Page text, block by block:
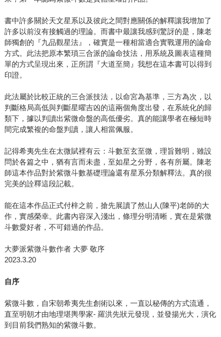
書中許多關於天文星系以及彼此之間對應關係的解釋讓我增加了
許多以前沒有接觸過的理論。而書中最讓我感到驚訝的是，陳老
師獨創的『九品觀星法』，確實是一種相當適合實戰運用的論命
方式。此法把原本繁瑣三合派的論命技法，用系統及圖表這種簡
單的方式呈現出來，正所謂『大道至簡』我想在這本書可以得到
印證。
此法屬於比較正統的三合派技法，以命宮為基準，三方為次，以
判斷格局高低與判斷星曜吉凶的這兩個角度出發，在系統化的歸
類下，據以判讀出紫微命盤的高低優劣。真的能讓學者在極短時
間完成繁複的命盤判讀，讓人相當佩服。
記得希夷先生在太微賦裡有云：斗數至玄至微，理旨難明，雖設
問於各篇之中，猶有言而未盡，至如星之分野，各有所屬。陳老
師這本作品對於紫微斗數基礎理論還有星系分類解釋法。真的很
完美的詮釋這段記載。
能在這本作品正式付梓之前，搶先展讀了然山人(陳平)老師的大
作，實感榮幸。此書內容深入淺出，條理分明清晰，實在是紫微
斗數愛好者，不可錯過的作品。
大夢派紫微斗數作者 大夢 敬序
2023.3.20
自序
紫微斗數，自宋朝希夷先生創術以來，一直以秘傳的方式流通，
直至明朝才由地理堪輿學家- 羅洪先狀元發現，並發揚光大，演化
到目前我們熟知的紫微斗數。